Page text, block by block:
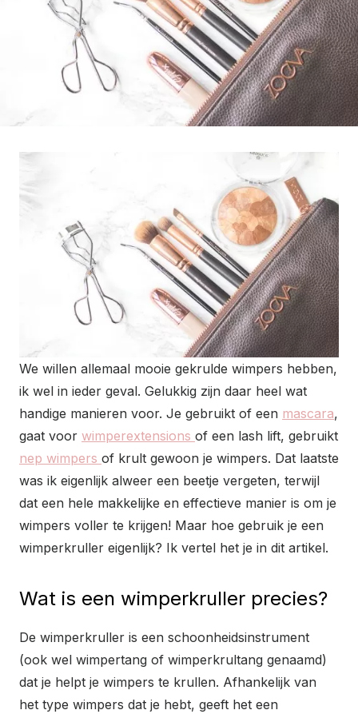
We willen allemaal mooie gekrulde wimpers hebben,
ik wel in ieder geval. Gelukkig zijn daar heel wat
handige manieren voor. Je gebruikt of een mascara,
gaat voor wimperextensions of een lash lift, gebruikt
nep wimpers of krult gewoon je wimpers. Dat laatste
was ik eigenlijk alweer een beetje vergeten, terwijl
dat een hele makkelijke en effectieve manier is om je
wimpers voller te krijgen! Maar hoe gebruik je een
wimperkruller eigenlijk? Ik vertel het je in dit artikel.
Wat is een wimperkruller precies?
De wimperkruller is een schoonheidsinstrument
(ook wel wimpertang of wimperkrultang genaamd)
dat je helpt je wimpers te krullen. Afhankelijk van
het type wimpers dat je hebt, geeft het een